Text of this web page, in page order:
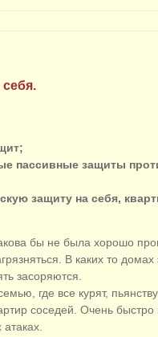
себя.
пассивные защиты
защиту на себя,
бы не была хорошо
В каких то домах
засоряются.
где все курят,
соседей. Очень